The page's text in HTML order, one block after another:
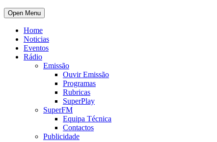
Open Menu
Home
Noticias
Eventos
Rádio
Emissão
Ouvir Emissão
Programas
Rubricas
SuperPlay
SuperFM
Equipa Técnica
Contactos
Publicidade